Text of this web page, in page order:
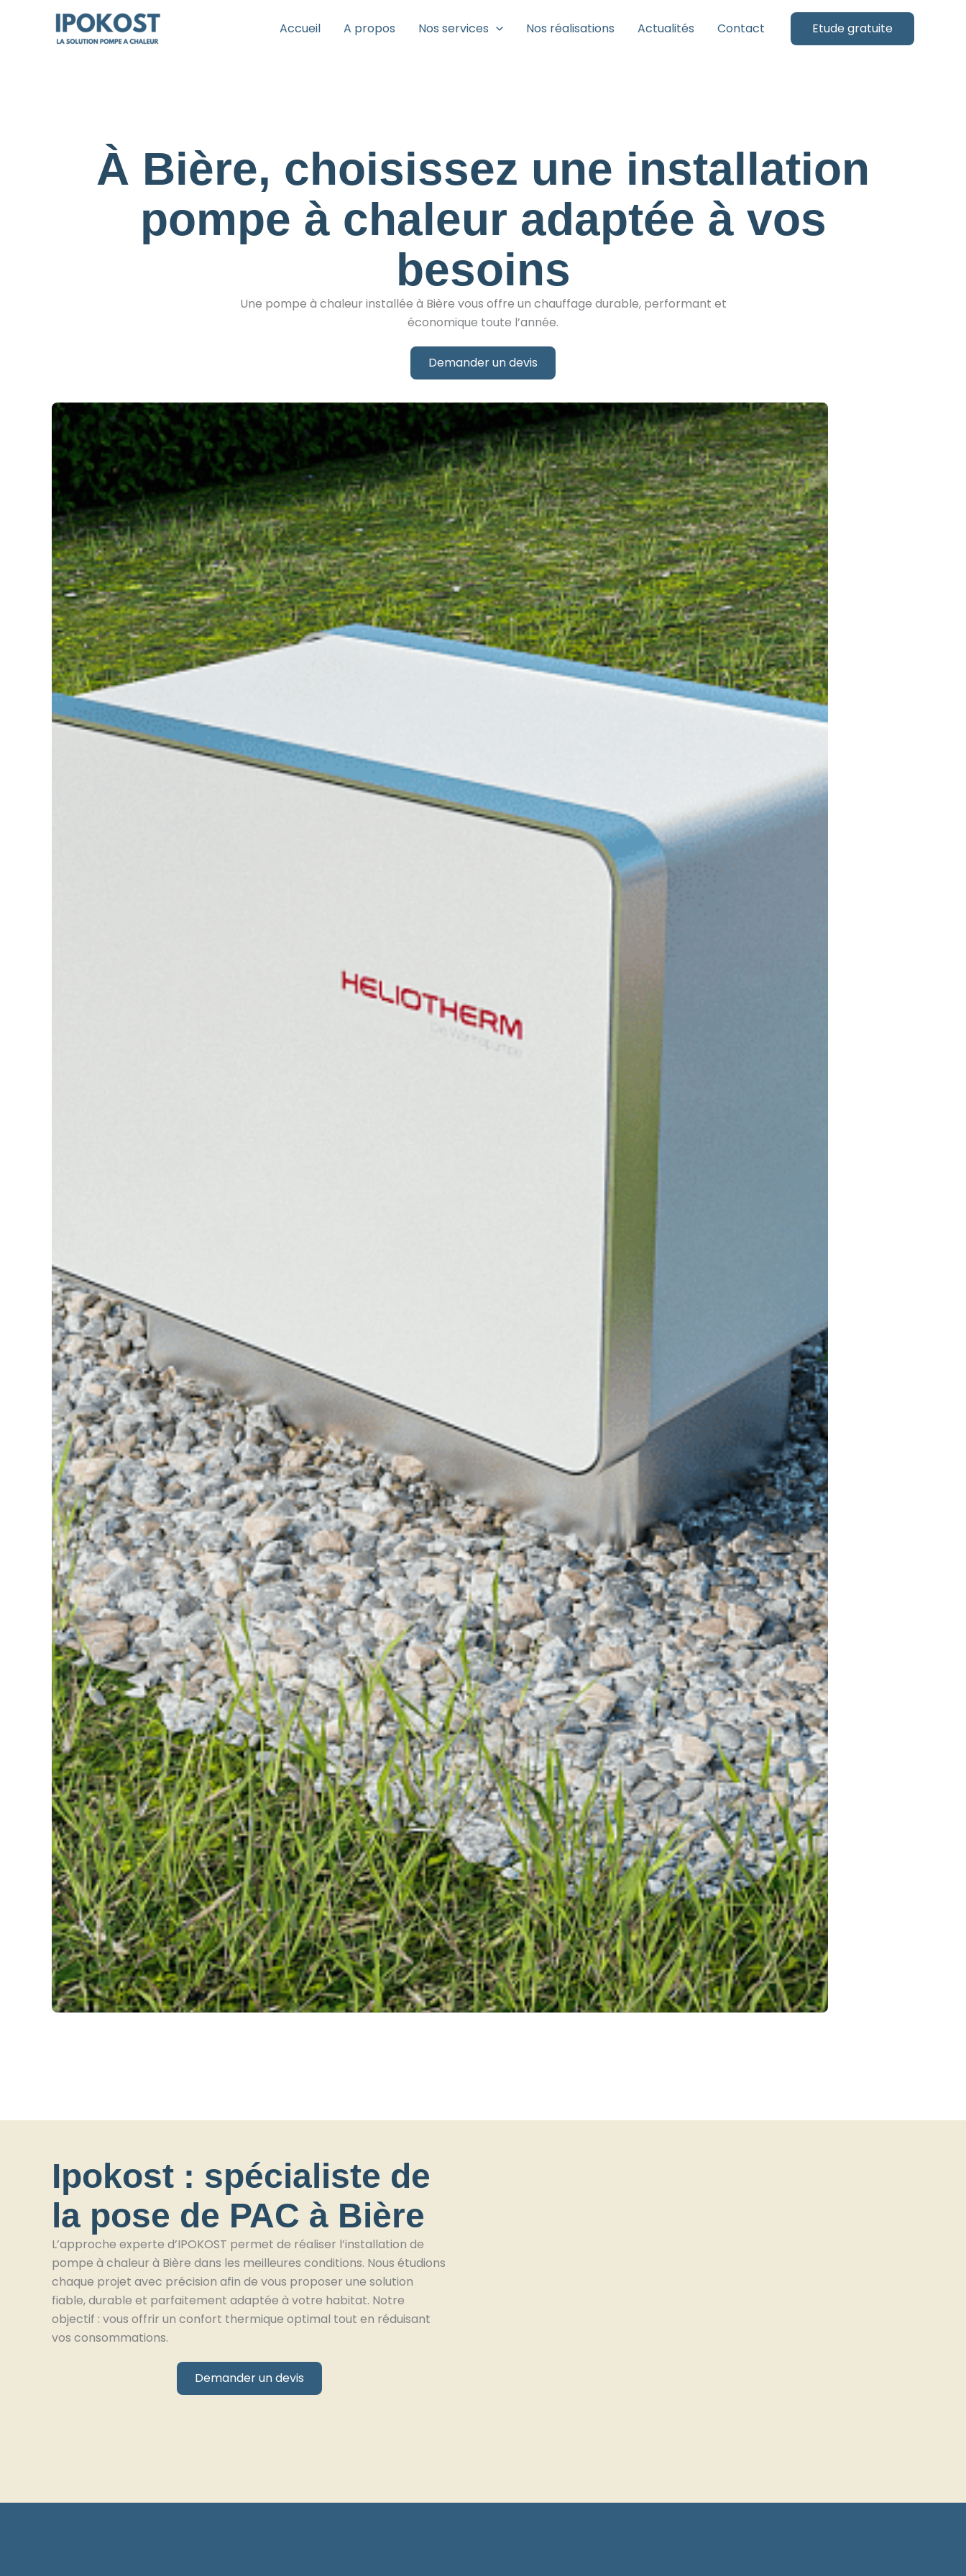
Accueil A propos Nos services Nos réalisations Actualités Contact Etude gratuite
À Bière, choisissez une installation
pompe à chaleur adaptée à vos
besoins
Une pompe à chaleur installée à Bière vous offre un chauffage durable, performant et
économique toute l’année.
Demander un devis
Ipokost : spécialiste de
la pose de PAC à Bière
L’approche experte d’IPOKOST permet de réaliser l’installation de
pompe à chaleur à Bière dans les meilleures conditions. Nous étudions
chaque projet avec précision afin de vous proposer une solution
fiable, durable et parfaitement adaptée à votre habitat. Notre
objectif : vous offrir un confort thermique optimal tout en réduisant
vos consommations.
Demander un devis